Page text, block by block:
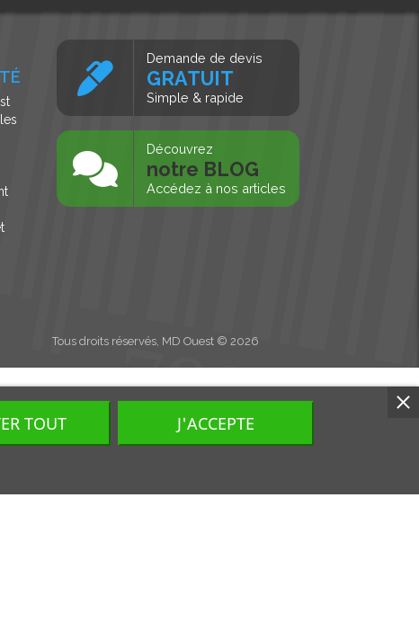
Demande de devis
GRATUIT
Simple & rapide
Découvrez
notre BLOG
Accédez à nos articles
TOUT J'ACCEPTE
Tous droits réservés, MD Ouest © 2026